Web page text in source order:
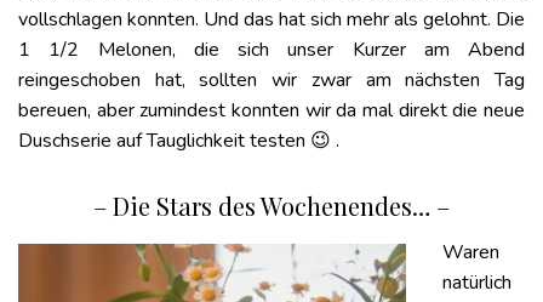
vollschlagen konnten. Und das hat sich mehr als gelohnt. Die
1 1/2 Melonen, die sich unser Kurzer am Abend
reingeschoben hat, sollten wir zwar am nächsten Tag
bereuen, aber zumindest konnten wir da mal direkt die neue
Duschserie auf Tauglichkeit testen 😉 .
– Die Stars des Wochenendes… –
Waren
natürlich